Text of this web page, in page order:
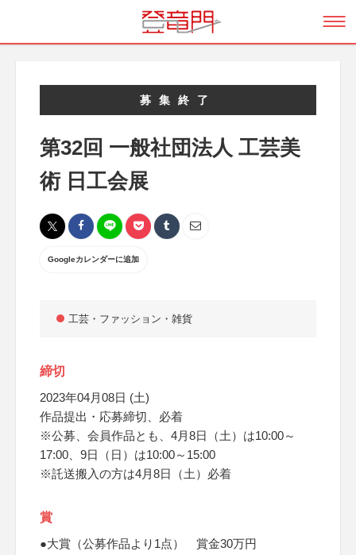
募集終了
第32回 一般社団法人 工芸美
術 日工会展
Googleカレンダーに追加
工芸・ファッション・雑貨
締切
2023年04月08日 (土)
作品提出・応募締切、必着
※公募、会員作品とも、4月8日（土）は10:00～
17:00、9日（日）は10:00～15:00
※託送搬入の方は4月8日（土）必着
賞
●大賞（公募作品より1点） 賞金30万円